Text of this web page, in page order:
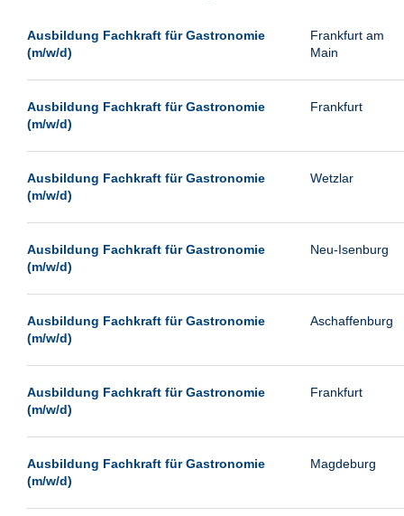
Heilbronn
Kassel
Laatzen
Leipzig
Magdeburg
Mannheim
Neubrandenburg
Ausbildung Fachkraft für Gastronomie
(m/w/d)
Frankfurt am
Main
Ausbildung Fachkraft für Gastronomie
(m/w/d)
Frankfurt
Ausbildung Fachkraft für Gastronomie
(m/w/d)
Wetzlar
Ausbildung Fachkraft für Gastronomie
(m/w/d)
Neu-Isenburg
Ausbildung Fachkraft für Gastronomie
(m/w/d)
Aschaffenburg
Ausbildung Fachkraft für Gastronomie
(m/w/d)
Frankfurt
Ausbildung Fachkraft für Gastronomie
(m/w/d)
Magdeburg